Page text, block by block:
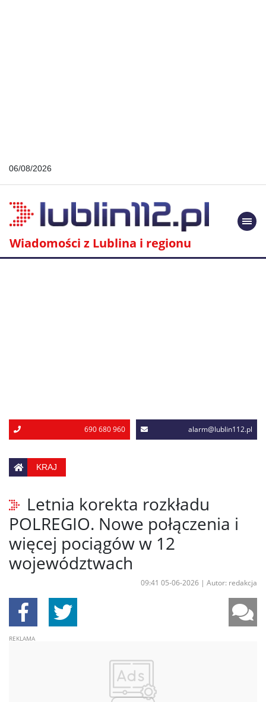
06/08/2026
Wiadomości z Lublina i regionu
690 680 960 alarm@lublin112.pl
KRAJ
Letnia korekta rozkładu
POLREGIO. Nowe połączenia i
więcej pociągów w 12
województwach
09:41 05-06-2026 | Autor: redakcja